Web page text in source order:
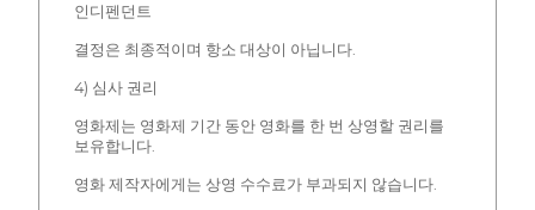
인디펜던트
결정은 최종적이며 항소 대상이 아닙니다.
4) 심사 권리
영화제는 영화제 기간 동안 영화를 한 번 상영할 권리를
보유합니다.
영화 제작자에게는 상영 수수료가 부과되지 않습니다.